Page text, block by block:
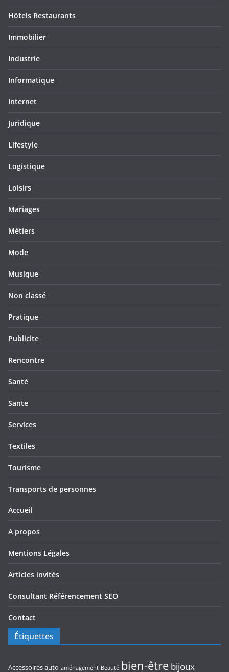
Hôtels Restaurants
Immobilier
Industrie
Informatique
Internet
Juridique
Lifestyle
Logistique
Loisirs
Mariages
Métiers
Mode
Musique
Non classé
Pratique
Publicite
Rencontre
Santé
Sante
Services
Textiles
Tourisme
Transports de personnes
Accueil
A propos
Mentions Légales
Articles invités
Consultant Référencement SEO
Contact
Étiquettes
Accessoires auto aménagement Beauté bien-être bijoux